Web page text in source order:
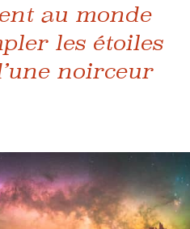
au monde
les étoiles
noirceur